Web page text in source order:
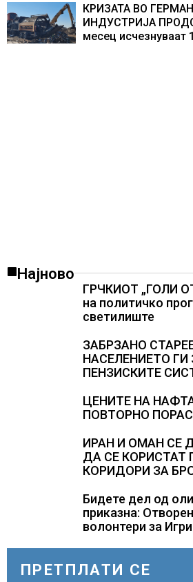
резултати
КРИЗАТА ВО
ИНДУСТРИЈА
месец исчезнуваат
Најново
ГРЧКИОТ „ГОЛИ
на политичко
светилиште
ЗАБРЗАНО
НАСЕЛЕНИЕТО ГИ
ПЕНЗИСКИТЕ
ЦЕНИТЕ НА
ПОВТОРНО
ИРАН И ОМАН СЕ
ДА СЕ КОРИСТАТ
КОРИДОРИ ЗА
Бидете дел од
приказна:
волонтери за
ПРЕТПЛАТИ СЕ